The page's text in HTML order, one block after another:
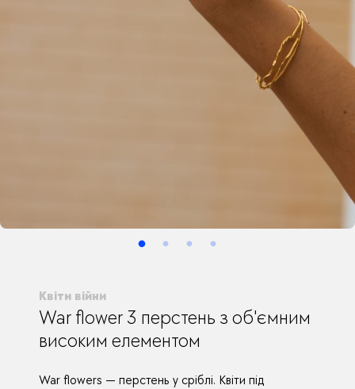
Квіти війни
War flower 3 перстень з об'ємним
високим елементом
War flowers — перстень у сріблі. Квіти під